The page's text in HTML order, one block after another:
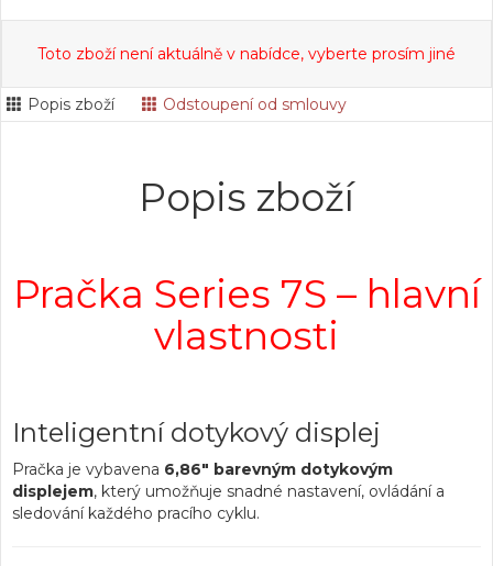
Toto zboží není aktuálně v nabídce, vyberte prosím jiné
Popis zboží Odstoupení od smlouvy
Popis zboží
Pračka Series 7S – hlavní
vlastnosti
Inteligentní dotykový displej
Pračka je vybavena 6,86" barevným dotykovým
displejem, který umožňuje snadné nastavení, ovládání a
sledování každého pracího cyklu.